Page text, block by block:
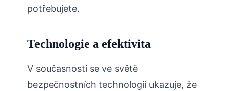
potřebujete.
Technologie a efektivita
V současnosti se ve světě
bezpečnostních technologií ukazuje, že